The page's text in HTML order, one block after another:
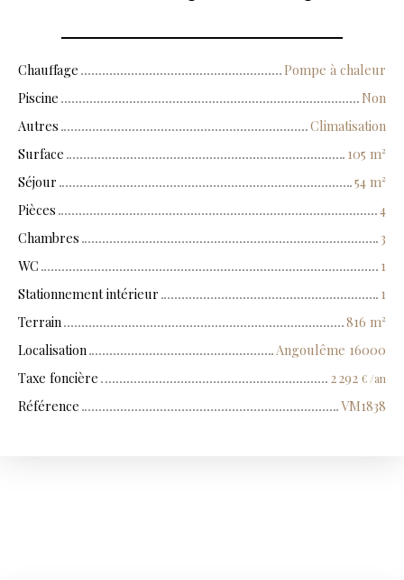
Chauffage
Pompe à chaleur
Piscine
Non
Autres
Climatisation
Surface
105 m²
Séjour
54 m²
Pièces
4
Chambres
3
WC
1
Stationnement intérieur
1
Terrain
816 m²
Localisation
Angoulême 16000
Taxe foncière
2 292 € /an
Référence VM1838